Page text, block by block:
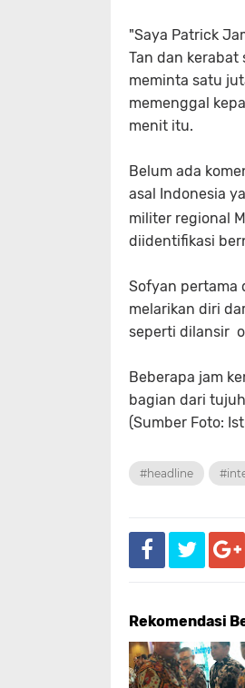
"Saya Patrick
Tan dan
meminta satu
memenggal
menit itu.
Belum ada
asal Indonesia
militer regional
diidentifikasi
Sofyan pertama
melarikan diri
seperti dilansir
Beberapa jam
bagian dari
(Sumber Foto:
#headline
Rekomendasi